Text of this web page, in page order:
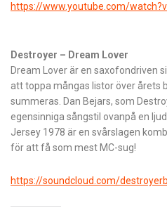
https://www.youtube.com/
Destroyer – Dream Lover
Dream Lover är en saxofondriven
att toppa mångas listor över årets
summeras. Dan Bejars, som
egensinniga sångstil ovanpå en
Jersey 1978 är en svårslagen
för att få som mest MC-sug!
https://soundcloud.com/